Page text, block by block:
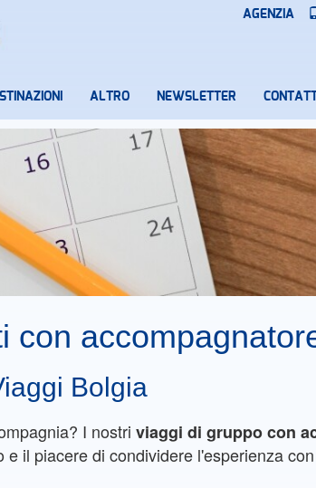
AGENZIA
ALTRO NEWSLETTER
con
Bolgia
I nostri viaggi di gruppo con
il piacere di condividere l'esperienza